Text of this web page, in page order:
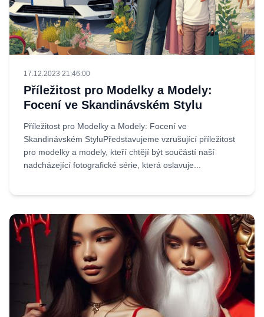
17.12.2023 21:46:00
Příležitost pro Modelky a Modely:
Focení ve Skandinávském Stylu
Příležitost pro Modelky a Modely: Focení ve
Skandinávském StyluPředstavujeme vzrušující příležitost
pro modelky a modely, kteří chtějí být součástí naší
nadcházející fotografické série, která oslavuje...